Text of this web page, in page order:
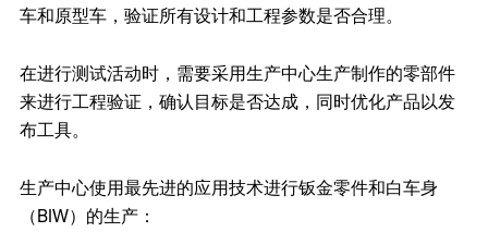
车和原型车，验证所有设计和工程参数是否合理。
在进行测试活动时，需要采用生产中心生产制作的零部件
来进行工程验证，确认目标是否达成，同时优化产品以发
布工具。
生产中心使用最先进的应用技术进行钣金零件和白车身
（BIW）的生产：